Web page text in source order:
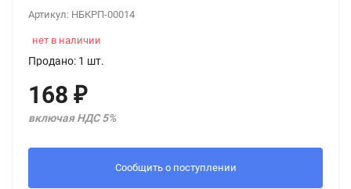
Артикул: НБКРП-00014
нет в наличии
Продано: 1 шт.
168 ₽
включая НДС 5%
Сообщить о поступлении